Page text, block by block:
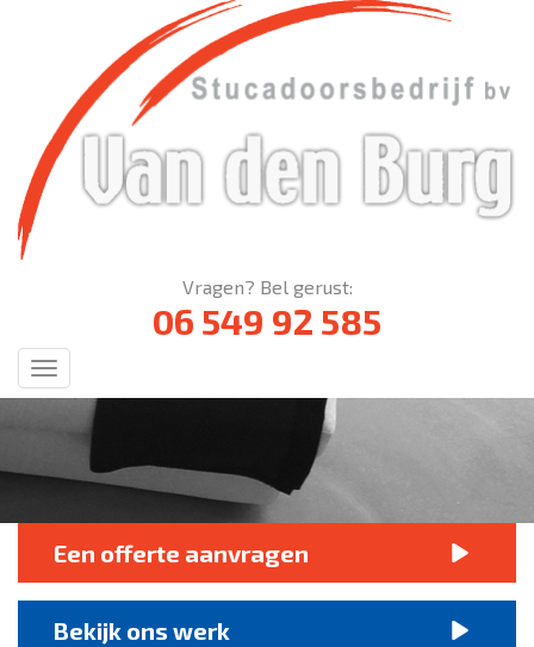
Vragen? Bel gerust:
06 549 92 585
Menu
Een offerte aanvragen
Bekijk ons werk